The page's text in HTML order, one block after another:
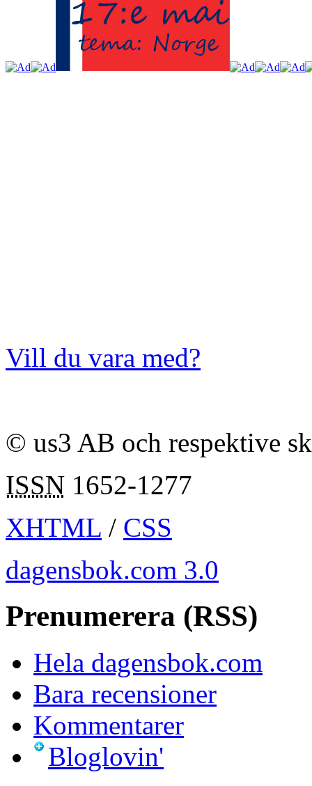
Vill du vara med?
© us3 AB och respektive
ISSN 1652-1277
XHTML / CSS
dagensbok.com 3.0
Prenumerera (RSS)
Hela dagensbok.com
Bara recensioner
Kommentarer
Bloglovin'